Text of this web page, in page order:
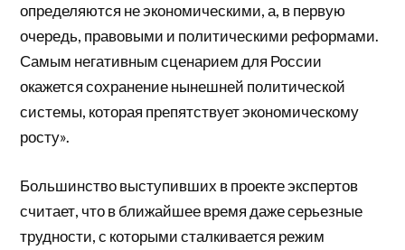
определяются не экономическими, а, в первую
очередь, правовыми и политическими реформами.
Самым негативным сценарием для России
окажется сохранение нынешней политической
системы, которая препятствует экономическому
росту».
Большинство выступивших в проекте экспертов
считает, что в ближайшее время даже серьезные
трудности, с которыми сталкивается режим